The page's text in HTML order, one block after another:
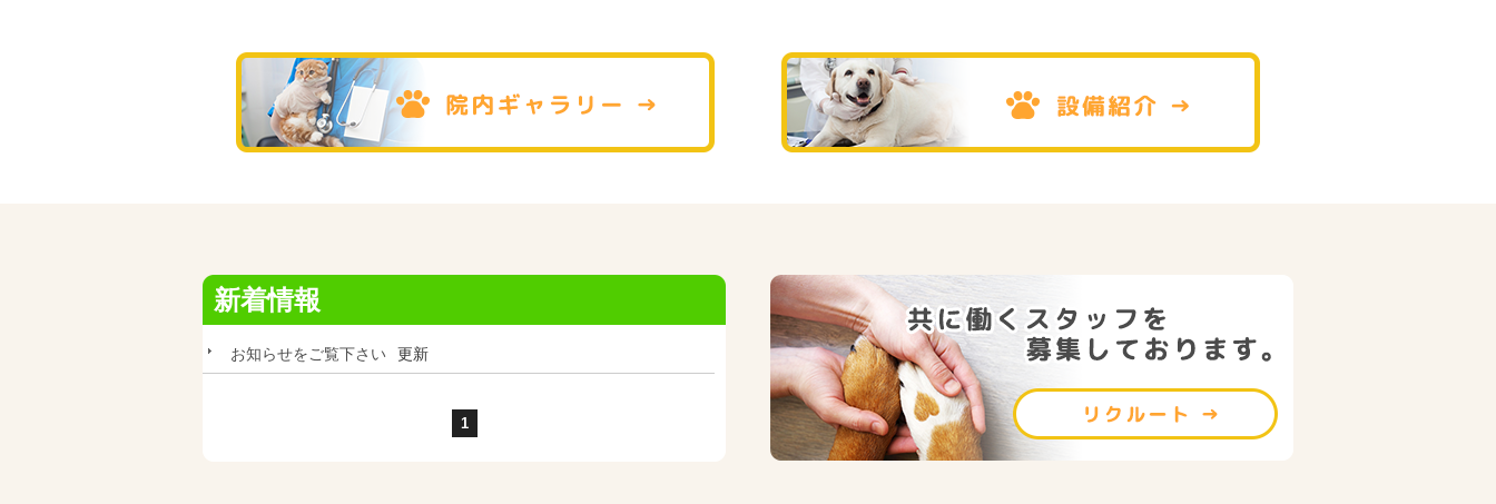
新着情報
お知らせをご覧下さい 更新
1